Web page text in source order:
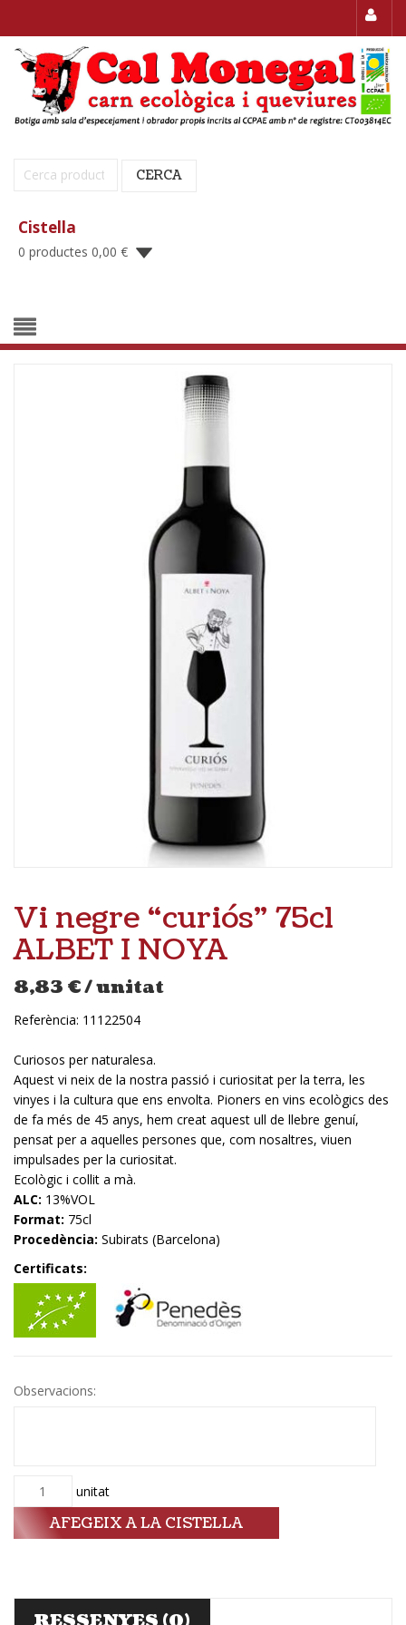
Cerca: CERCA
Cistella
0 productes 0,00 €
Vi negre “curiós” 75cl
ALBET I NOYA
8,83 €/ unitat
Referència: 11122504
Curiosos per naturalesa.
Aquest vi neix de la nostra passió i curiositat per la terra, les
vinyes i la cultura que ens envolta. Pioners en vins ecològics des
de fa més de 45 anys, hem creat aquest ull de llebre genuí,
pensat per a aquelles persones que, com nosaltres, viuen
impulsades per la curiositat.
Ecològic i collit a mà.
ALC: 13%VOL
Format: 75cl
Procedència: Subirats (Barcelona)
Certificats:
Observacions:
Quantitat unitat
AFEGEIX A LA CISTELLA